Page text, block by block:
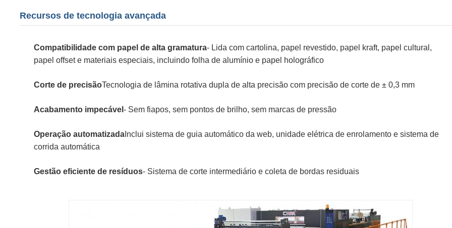
Recursos de tecnologia avançada
Compatibilidade com papel de alta gramatura- Lida com cartolina, papel revestido, papel kraft, papel cultural,
papel offset e materiais especiais, incluindo folha de alumínio e papel holográfico
Corte de precisãoTecnologia de lâmina rotativa dupla de alta precisão com precisão de corte de ± 0,3 mm
Acabamento impecável - Sem fiapos, sem pontos de brilho, sem marcas de pressão
Operação automatizada Inclui sistema de guia automático da web, unidade elétrica de enrolamento e sistema de
corrida automática
Gestão eficiente de resíduos- Sistema de corte intermediário e coleta de bordas residuais